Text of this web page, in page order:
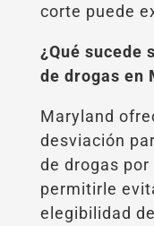
corte puede
¿Qué sucede
de drogas en
Maryland
desviación
de drogas
permitirle
elegibilidad